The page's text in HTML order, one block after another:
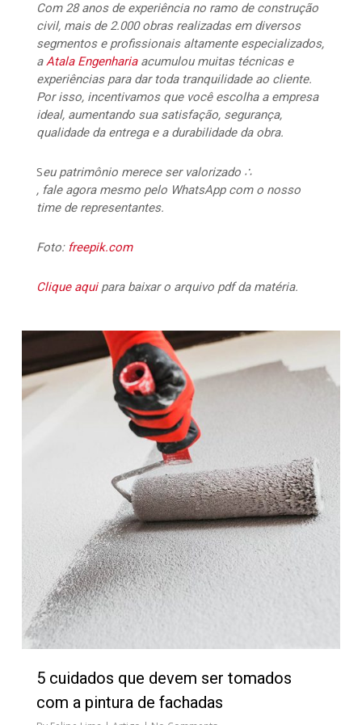
Com 28 anos de experiência no ramo de construção
civil, mais de 2.000 obras realizadas em diversos
segmentos e profissionais altamente especializados,
aAtala Engenhariaacumulou muitas técnicas e
experiências para dar toda tranquilidade ao cliente.
Por isso, incentivamos que você escolha a empresa
ideal, aumentando sua satisfação, segurança,
qualidade da entrega e a durabilidade da obra.
Seu patrimônio merece ser valorizado ∴
, fale agora mesmo pelo WhatsApp com o nosso
time de representantes.
Foto: freepik.com
Clique aquipara baixar o arquivo pdf da matéria.
5 cuidados que devem ser tomados
com a pintura de fachadas
117